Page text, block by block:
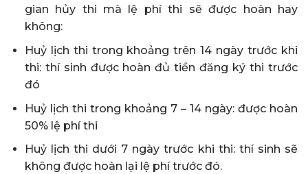
gian hủy thi mà lệ phí thi sẽ được hoàn hay
không:
Huỷ lịch thi trong khoảng trên 14 ngày trước khi
thi: thí sinh được hoàn đủ tiền đăng ký thi trước
đó
Huỷ lịch thi trong khoảng 7 – 14 ngày: được hoàn
50% lệ phí thi
Huỷ lịch thi dưới 7 ngày trước khi thi: thí sinh sẽ
không được hoàn lại lệ phí trước đó.